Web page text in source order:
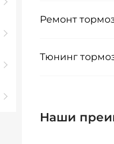
Ремонт
Тюнинг
Наши